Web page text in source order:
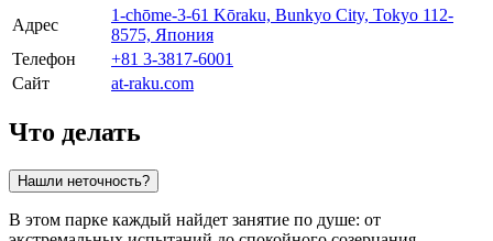
Адрес
1-chōme-3-61 Kōraku, Bunkyo City, Tokyo 112-
8575, Япония
Телефон
+81 3-3817-6001
Сайт
at-raku.com
Что делать
Нашли неточность?
В этом парке каждый найдет занятие по душе: от